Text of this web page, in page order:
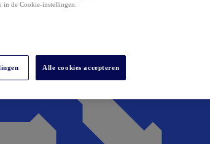
in de Cookie-instellingen.
Alle cookies accepteren